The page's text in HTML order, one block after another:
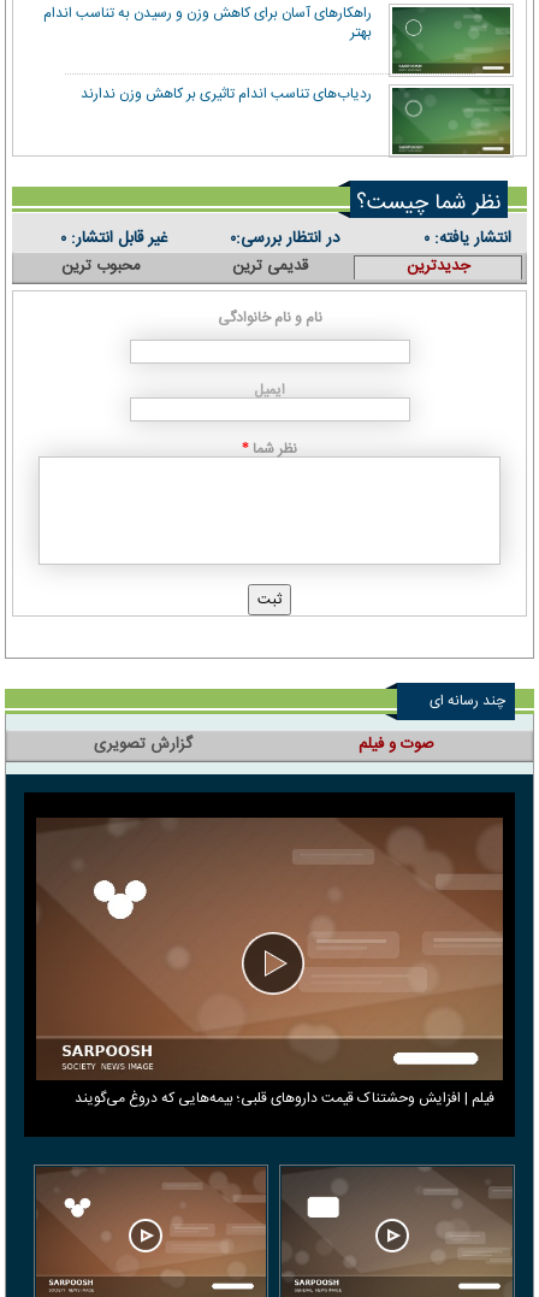
راهکارهای آسان برای کاهش وزن و رسیدن به تناسب اندام
بهتر
ردیاب‌های تناسب اندام تاثیری بر کاهش وزن ندارند
نظر شما چیست؟
انتشار یافته: ۰ در انتظار بررسی:۰ غیر قابل انتشار: ۰
جدیدترین قدیمی ترین محبوب ترین
نام و نام خانوادگی
ایمیل
نظر شما *
چند رسانه ای
صوت و فیلم
فیلم | افزایش وحشتناک قیمت داروهای قلبی؛ بیمه‌هایی که دروغ می‎‌گویند
گزارش تصویری